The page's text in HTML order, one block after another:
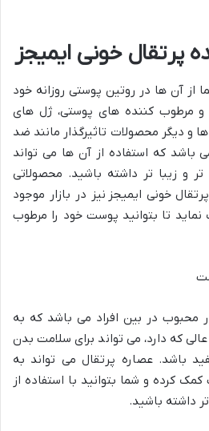
پرتقال خونی ایمیجز
از آن ها در روتین پوستی روزانه خود
و مرطوب کننده های پوستی، ژل های
دیگر محصولات تاثیرگذار مانند ضد
که استفاده از آن ها می تواند
و زیبا تر داشته باشید. محصولاتی
خونی ایمیجز نیز در بازار موجود
تا بتوانید پوست خود را مرطوب
محبوب در بین افراد می باشد که به
که دارد، می تواند برای سلامت بدن
باشد. عصاره پرتقال می تواند به
کرده و شما بتوانید با استفاده از
داشته باشید.